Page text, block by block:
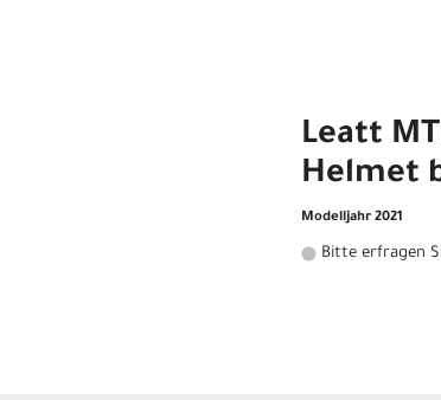
Leatt
Helmet
Modelljahr 2021
Bitte erfragen